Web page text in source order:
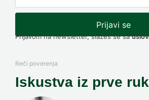
Prijavi se
Prijavom na newsletter, slažeš se sa
Reči poverenja
Iskustva iz prve